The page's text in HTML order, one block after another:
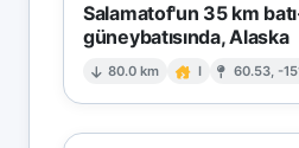
Salamatof'un 35 km
güneybatısında, Alaska
80.0 km I 60.53, -